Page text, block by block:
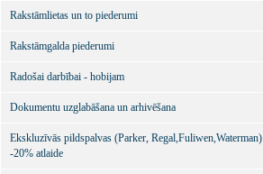
Rakstāmlietas un to piederumi
Rakstāmgalda piederumi
Radošai darbībai - hobijam
Dokumentu uzglabāšana un arhivēšana
Ekskluzīvās pildspalvas (Parker, Regal,Fuliwen,Waterman)
-20% atlaide